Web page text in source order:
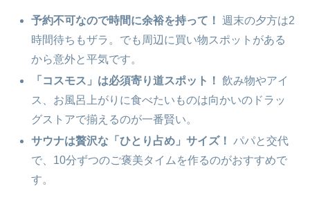
予約不可なので時間に余裕を持って！ 週末の夕方は2
時間待ちもザラ。でも周辺に買い物スポットがある
から意外と平気です。
「コスモス」は必須寄り道スポット！ 飲み物やアイ
ス、お風呂上がりに食べたいものは向かいのドラッ
グストアで揃えるのが一番賢い。
サウナは贅沢な「ひとり占め」サイズ！ パパと交代
で、10分ずつのご褒美タイムを作るのがおすすめで
す。